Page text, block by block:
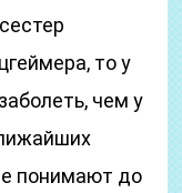
то у
чем у
понимают до